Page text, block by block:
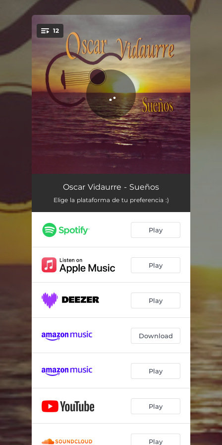
You're all set!
12
Te Confieso
Tiempo y Espacio 04:02
Cueca Para Vos 03:35
Capomoremos
Los Picaflores 04:39
Brindis del Amor
No Temas Mi Niño 03:38
04:33
Dos Luceros - Instrumental 04:07
No Temas Mi Niño - Instrumental 03:36
Oscar Vidaurre - Sueños
Elige la plataforma de tu preferencia :)
Play
Play
Play
Download
Play
Play
Play